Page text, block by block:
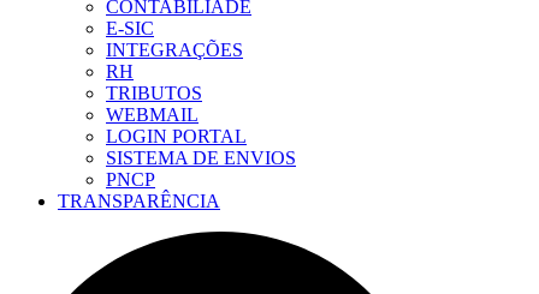
CONTABILIADE
E-SIC
INTEGRAÇÕES
RH
TRIBUTOS
WEBMAIL
LOGIN PORTAL
SISTEMA DE ENVIOS
PNCP
TRANSPARÊNCIA